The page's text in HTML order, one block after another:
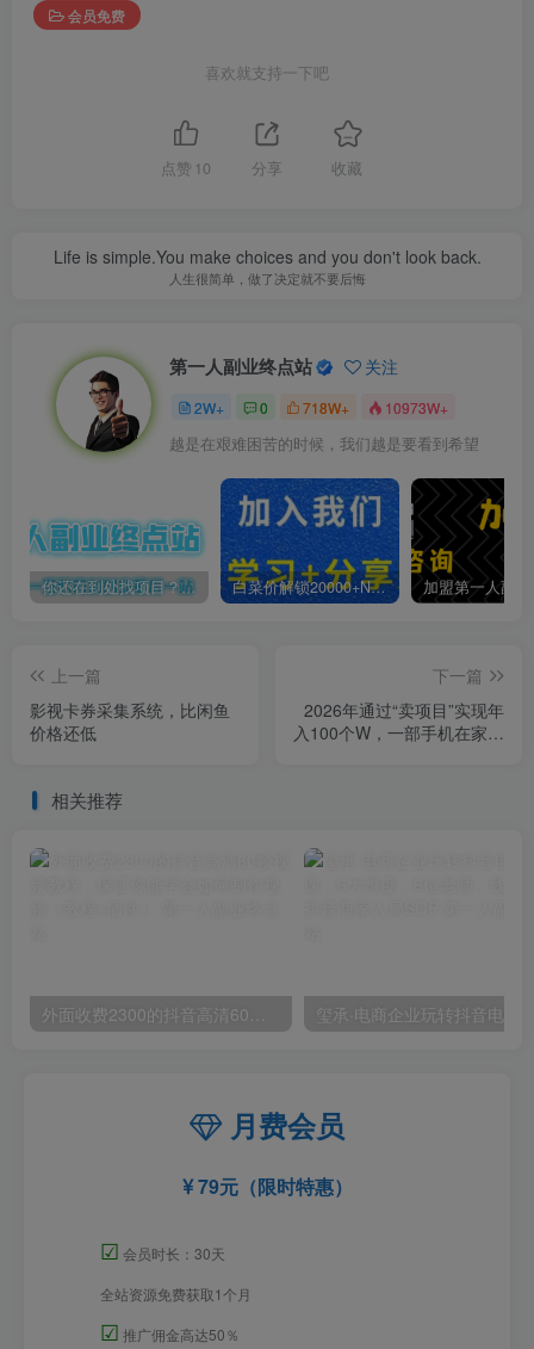
会员免费
喜欢就支持一下吧
点赞 10 分享 收藏
Life is simple.You make choices and you don't look back.
人生很简单，做了决定就不要后悔
第一人副业终点站 关注
2W+ 0 718W+ 10973W+
越是在艰难困苦的时候，我们越是要看到希望
你还在到处找项目？还在当韭菜？我靠卖项目一个月收入5万+，曾经我也是个失败者。 白菜价解锁20000+N个赚钱机会，加入第一人副业终点站会员，全站资源免费学习。
上一篇
影视卡券采集系统，比闲鱼
价格还低
下一篇
2026年通过“卖项目”实现年
入100个W，一部手机在家就
相关推荐
外面收费2300的抖音高清60帧视频教程，保证你能学会如何制作视频（教程+插件）
月费会员
79元（限时特惠）
☑ 会员时长：30天
全站资源免费获取1个月
☑ 推广佣金高达50％